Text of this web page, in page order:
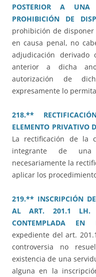
POSTERIOR A UNA
PROHIBICIÓN DE
prohibición de
en causa penal, no
adjudicación
anterior a dicha
autorización de
expresamente lo
218.**
ELEMENTO PRIVATIVO
La rectificación de la
integrante de una
necesariamente la
aplicar los
219.** INSCRIPCIÓN
AL ART. 201.1 LH.
CONTEMPLADA EN
expediente del art.
controversia no
existencia de una
alguna en la